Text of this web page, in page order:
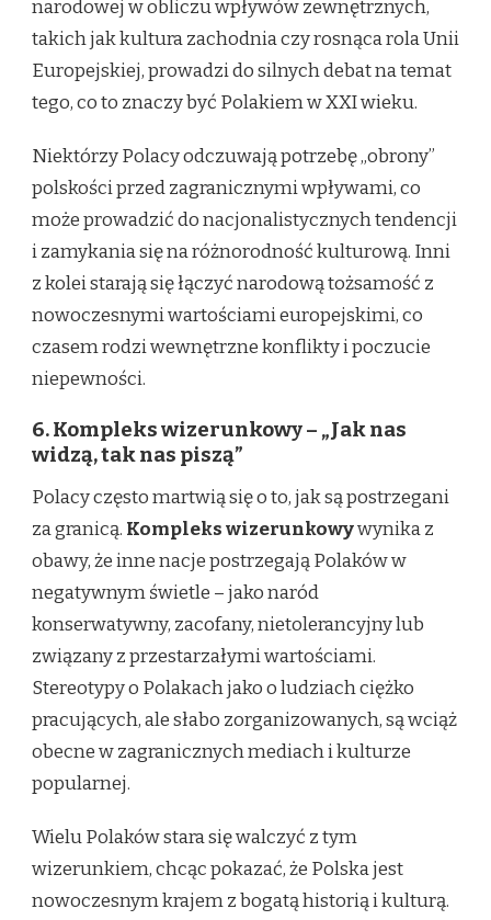
narodowej w obliczu wpływów zewnętrznych,
takich jak kultura zachodnia czy rosnąca rola Unii
Europejskiej, prowadzi do silnych debat na temat
tego, co to znaczy być Polakiem w XXI wieku.
Niektórzy Polacy odczuwają potrzebę „obrony”
polskości przed zagranicznymi wpływami, co
może prowadzić do nacjonalistycznych tendencji
i zamykania się na różnorodność kulturową. Inni
z kolei starają się łączyć narodową tożsamość z
nowoczesnymi wartościami europejskimi, co
czasem rodzi wewnętrzne konflikty i poczucie
niepewności.
6. Kompleks wizerunkowy – „Jak nas
widzą, tak nas piszą”
Polacy często martwią się o to, jak są postrzegani
za granicą. Kompleks wizerunkowywynika z
obawy, że inne nacje postrzegają Polaków w
negatywnym świetle – jako naród
konserwatywny, zacofany, nietolerancyjny lub
związany z przestarzałymi wartościami.
Stereotypy o Polakach jako o ludziach ciężko
pracujących, ale słabo zorganizowanych, są wciąż
obecne w zagranicznych mediach i kulturze
popularnej.
Wielu Polaków stara się walczyć z tym
wizerunkiem, chcąc pokazać, że Polska jest
nowoczesnym krajem z bogatą historią i kulturą.